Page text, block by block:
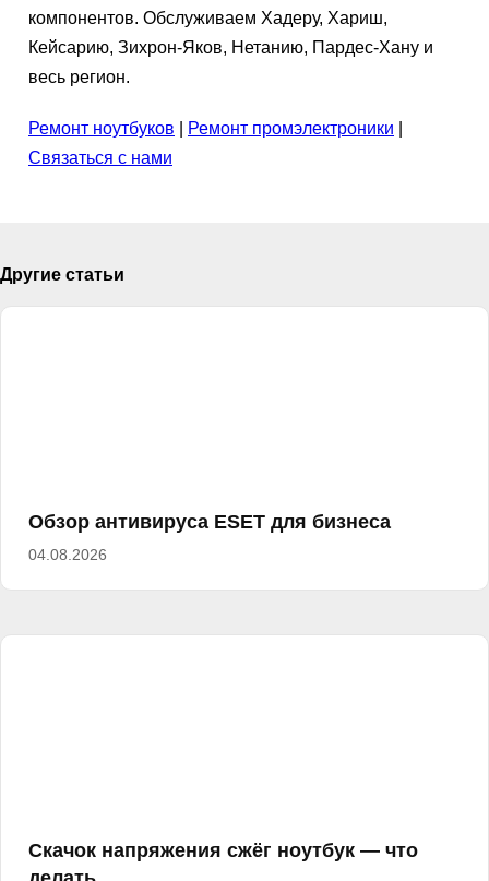
компонентов. Обслуживаем Хадеру, Хариш,
Кейсарию, Зихрон-Яков, Нетанию, Пардес-Хану и
весь регион.
Ремонт ноутбуков Ремонт промэлектроники
Связаться с нами
Другие статьи
Обзор антивируса ESET для бизнеса
04.08.2026
Скачок напряжения сжёг ноутбук — что